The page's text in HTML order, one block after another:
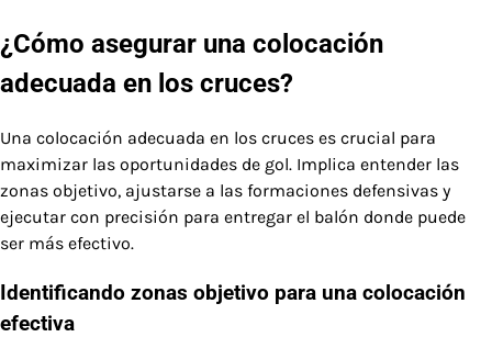
¿Cómo asegurar una colocación
adecuada en los cruces?
Una colocación adecuada en los cruces es crucial para
maximizar las oportunidades de gol. Implica entender las
zonas objetivo, ajustarse a las formaciones defensivas y
ejecutar con precisión para entregar el balón donde puede
ser más efectivo.
Identificando zonas objetivo para una colocación
efectiva